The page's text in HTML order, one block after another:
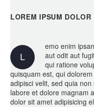
LOREM IPSUM
L
emo enim
aut odit aut
qui ratione
quisquam est, qui
adipisci velit, sed quia
labore et dolore magnam
dolor sit amet adipisicing